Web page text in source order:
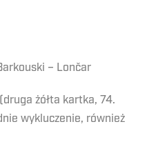
– Lončar
żółta kartka, 74.
wykluczenie, również